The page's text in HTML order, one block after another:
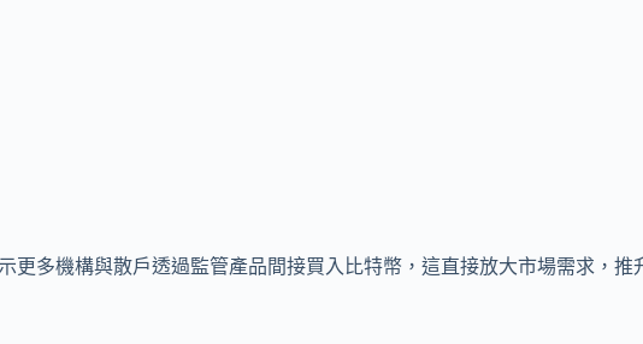
多機構與散戶透過監管產品間接買入比特幣，這直接放大市場需求，推